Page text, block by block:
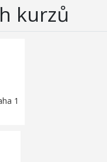
kurzů
1